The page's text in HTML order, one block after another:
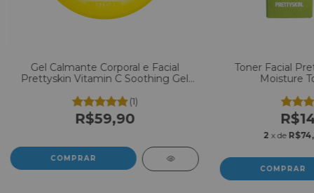
Gel Calmante Corporal e Facial
Prettyskin Vitamin C Soothing Gel
(1)
R$59,90
Toner Facial
Moisture
2 x de